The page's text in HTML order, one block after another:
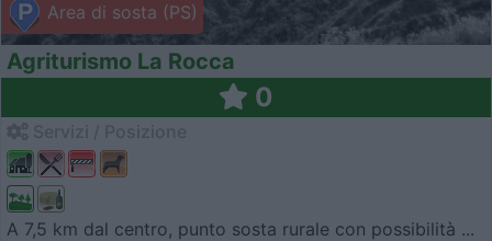
Area di sosta (PS)
Agriturismo La Rocca
0
A 7,5 km dal centro, punto sosta rurale con possibilità ...